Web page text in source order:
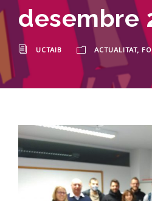
desembre
UCTAIB ACTUALITAT,